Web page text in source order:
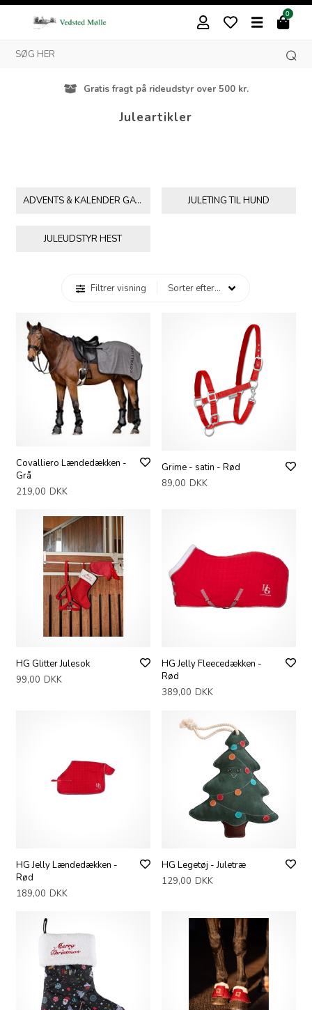
0
Gratis fragt på rideudstyr over 500 kr.
Juleartikler
ADVENTS & KALENDER GAVER JULETING TIL HUND
JULEUDSTYR HEST
Filtrer visning
Covalliero Lændedækken -
Grå
219,00 DKK
Grime - satin - Rød
89,00 DKK
HG Glitter Julesok
99,00 DKK
HG Jelly Fleecedækken -
Rød
389,00 DKK
HG Jelly Lændedækken -
Rød
189,00 DKK
HG Legetøj - Juletræ
129,00 DKK